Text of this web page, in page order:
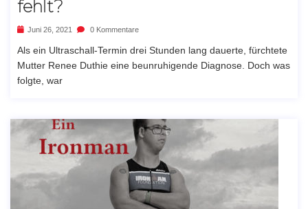
fehlt?
Juni 26, 2021 0 Kommentare
Als ein Ultraschall-Termin drei Stunden lang dauerte, fürchtete
Mutter Renee Duthie eine beunruhigende Diagnose. Doch was
folgte, war